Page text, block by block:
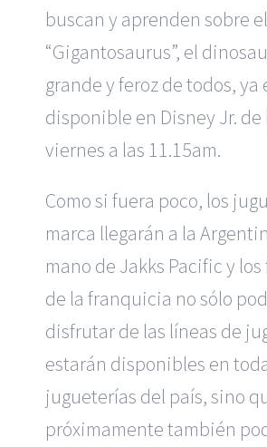
buscan y aprenden sobre el
“Gigantosaurus”, el
grande y feroz de todos, ya
disponible en Disney Jr. de
viernes a las 11.15am.
Como si fuera poco, los
marca llegarán a la
mano de Jakks Pacific y
de la franquicia no sólo
disfrutar de las líneas de
estarán disponibles en
jugueterías del país, sino
próximamente también